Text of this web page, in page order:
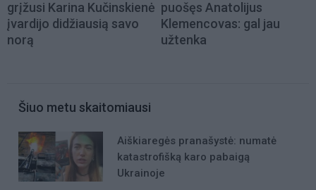
grįžusi Karina Kučinskienė
įvardijo didžiausią savo
norą
puošęs Anatolijus
Klemencovas: gal jau
užtenka
Šiuo metu skaitomiausi
Aiškiaregės pranašystė: numatė
katastrofišką karo pabaigą
Ukrainoje